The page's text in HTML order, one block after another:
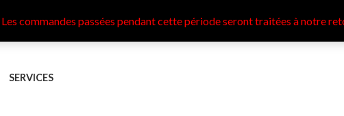
commandes passées pendant cette période seront traitées à notre
SERVICES